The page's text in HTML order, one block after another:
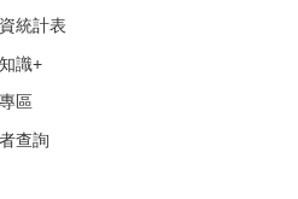
統計表
識+
區
查詢